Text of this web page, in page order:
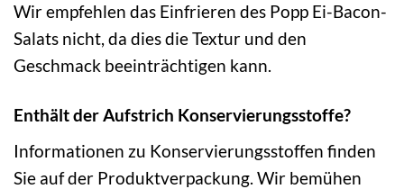
Wir empfehlen das Einfrieren des Popp Ei-Bacon-
Salats nicht, da dies die Textur und den
Geschmack beeinträchtigen kann.
Enthält der Aufstrich Konservierungsstoffe?
Informationen zu Konservierungsstoffen finden
Sie auf der Produktverpackung. Wir bemühen